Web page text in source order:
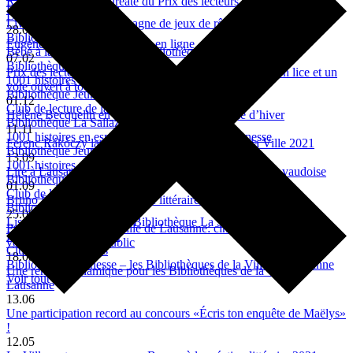
Lausanne 2022
28.02
Eugène en résidence littéraire en ligne
07.02
Prix des lecteurs de la Ville de Lausanne: cinq romans en lice et un
vote ouvert à toutes et tous
01.12
Hélène Becquelin en résidence littéraire en ligne d’hiver
11.11
Ferenc Rákóczy lauréat de la Bourse littéraire de la Ville 2021
13.09
Lire à Lausanne fête la rentrée littéraire dans la capitale vaudoise
01.09
Bruno Pellegrino en résidence littéraire numérique
25.08
Prix des lecteurs de la Ville de Lausanne: cinq romans en lice et un
vote élargi à tout le public
18.08
Une rentrée dynamique pour les Bibliothèques de la Ville de
Lausanne
13.06
Une participation record au concours «Écris ton enquête de Maëlys»
!
12.05
Bibliothèque La Sallaz
Livres et dragons - Campagne de jeux de rôle
Bibliothèque La Sallaz
Bébé à la bibliothèque à la Bibliothèque Montriond
Bibliothèque Montriond
1001 histoires en portugais
Bibliothèque Jeunesse
Club de lecture de la Bibliothèque La Sallaz
Bibliothèque La Sallaz
1001 histoires en espagnol à la Bibliothèque Jeunesse
Bibliothèque Jeunesse
1001 histoires en arabe
Bibliothèque Chauderon
Club de lecture new romance
Bibliothèque La Sallaz
Lis-moi une histoire! à la Bibliothèque La Sallaz
Bibliothèque La Sallaz
Club de lecture ados
Bibliothèque Jeunesse – les Bibliothèques de la Ville de Lausanne
Voir tout